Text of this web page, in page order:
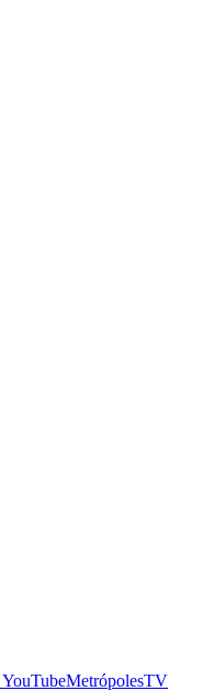
YouTubeMetrópolesTV